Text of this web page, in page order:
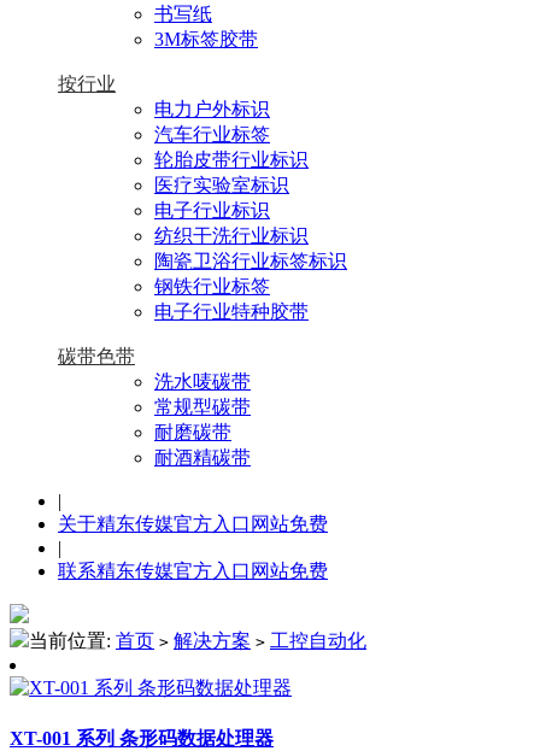
书写纸
3M标签胶带
按行业
电力户外标识
汽车行业标签
轮胎皮带行业标识
医疗实验室标识
电子行业标识
纺织干洗行业标识
陶瓷卫浴行业标签标识
钢铁行业标签
电子行业特种胶带
碳带色带
洗水唛碳带
常规型碳带
耐磨碳带
耐酒精碳带
|
关于精东传媒官方入口网站免费
|
联系精东传媒官方入口网站免费
当前位置: 首页 > 解决方案 > 工控自动化
XT-001 系列 条形码数据处理器